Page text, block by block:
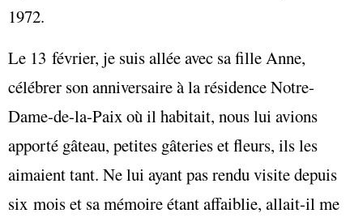
1972.
Le 13 février, je suis allée avec sa fille Anne,
célébrer son anniversaire à la résidence Notre-
Dame-de-la-Paix où il habitait, nous lui avions
apporté gâteau, petites gâteries et fleurs, ils les
aimaient tant. Ne lui ayant pas rendu visite depuis
six mois et sa mémoire étant affaiblie, allait-il me